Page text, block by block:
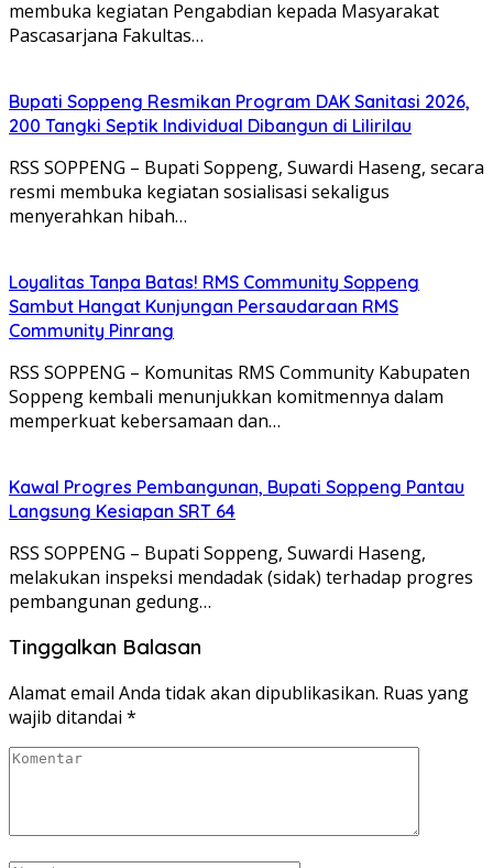
membuka kegiatan Pengabdian kepada Masyarakat
Pascasarjana Fakultas…
Bupati Soppeng Resmikan Program DAK Sanitasi 2026,
200 Tangki Septik Individual Dibangun di Lilirilau
RSS SOPPENG – Bupati Soppeng, Suwardi Haseng, secara
resmi membuka kegiatan sosialisasi sekaligus
menyerahkan hibah…
Loyalitas Tanpa Batas! RMS Community Soppeng
Sambut Hangat Kunjungan Persaudaraan RMS
Community Pinrang
RSS SOPPENG – Komunitas RMS Community Kabupaten
Soppeng kembali menunjukkan komitmennya dalam
memperkuat kebersamaan dan…
Kawal Progres Pembangunan, Bupati Soppeng Pantau
Langsung Kesiapan SRT 64
RSS SOPPENG – Bupati Soppeng, Suwardi Haseng,
melakukan inspeksi mendadak (sidak) terhadap progres
pembangunan gedung…
Tinggalkan Balasan
Alamat email Anda tidak akan dipublikasikan. Ruas yang
wajib ditandai *